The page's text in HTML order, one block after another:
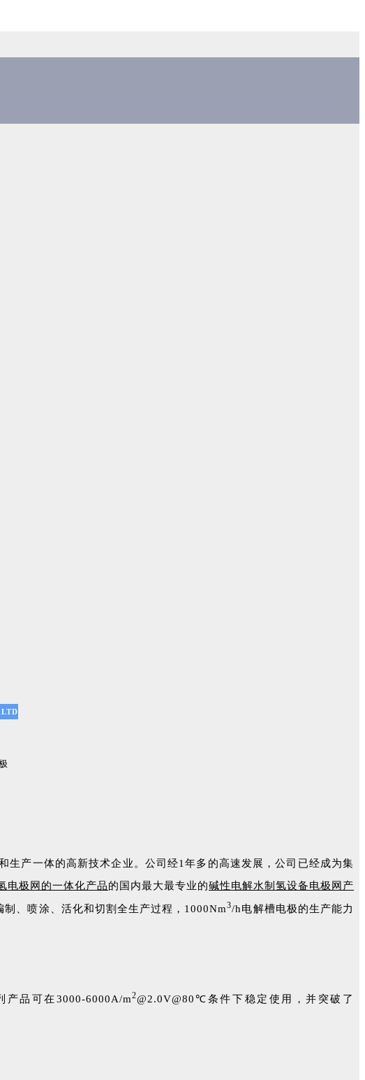
产一体的高新技术企业。公司经1年多的高速发展，公司已经成为集
电极网的一体化产品的国内最大最专业的碱性电解水制氢设备电极网产
、喷涂、活化和切割全生产过程，1000Nm3/h电解槽电极的生产能力
品可在3000-6000A/m2@2.0V@80℃条件下稳定使用，并突破了